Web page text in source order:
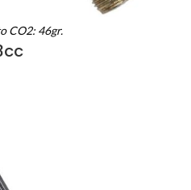
CO2: 46gr.